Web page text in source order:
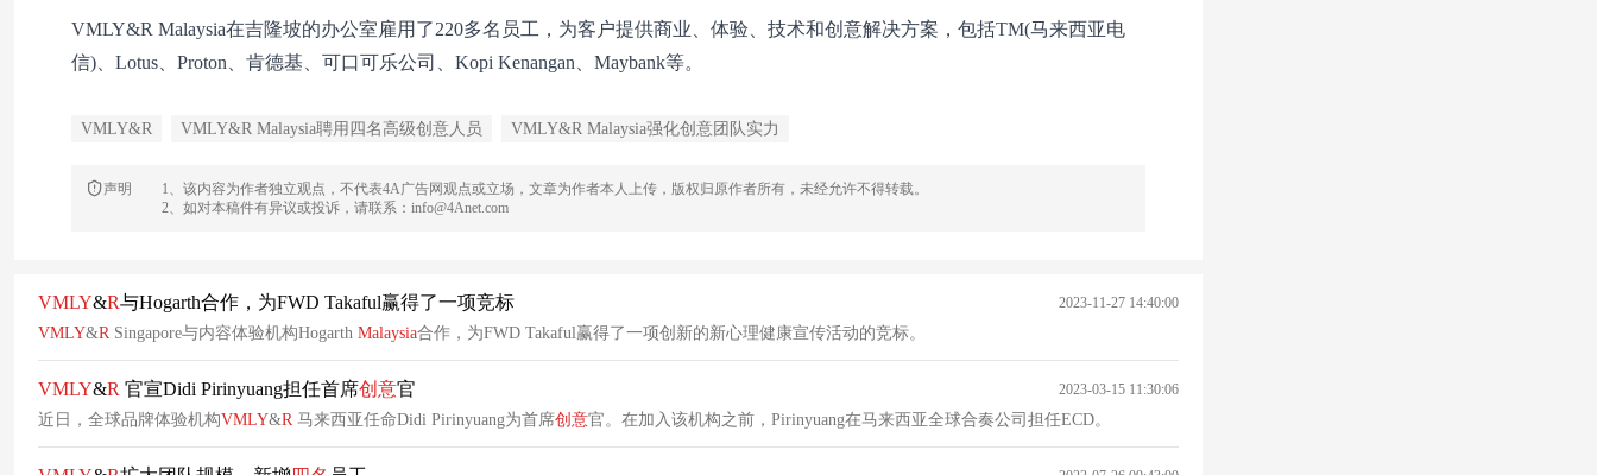
VMLY&R Malaysia在吉隆坡的办公室雇用了220多名员工，为客户提供商业、体验、技术和创意解决方案，包括TM(马来西亚电
信)、Lotus、Proton、肯德基、可口可乐公司、Kopi Kenangan、Maybank等。
VMLY&R VMLY&R Malaysia聘用四名高级创意人员 VMLY&R Malaysia强化创意团队实力
声明
1、该内容为作者独立观点，不代表4A广告网观点或立场，文章为作者本人上传，版权归原作者所有，未经允许不得转载。
2、如对本稿件有异议或投诉，请联系：info@4Anet.com
VMLY&R与Hogarth合作，为FWD Takaful赢得了一项竞标 2023-11-27 14:40:00
VMLY&R Singapore与内容体验机构Hogarth Malaysia合作，为FWD Takaful赢得了一项创新的新心理健康宣传活动的竞标。
VMLY&R 官宣Didi Pirinyuang担任首席创意官 2023-03-15 11:30:06
近日，全球品牌体验机构VMLY&R 马来西亚任命Didi Pirinyuang为首席创意官。在加入该机构之前，Pirinyuang在马来西亚全球合奏公司担任ECD。